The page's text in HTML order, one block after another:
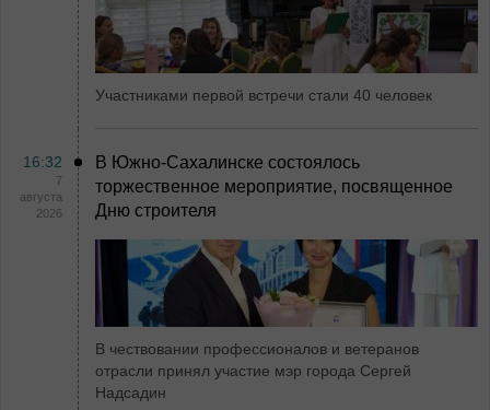
Участниками первой встречи стали 40 человек
16:32
7
августа
2026
В Южно-Сахалинске состоялось
торжественное мероприятие, посвященное
Дню строителя
В чествовании профессионалов и ветеранов
отрасли принял участие мэр города Сергей
Надсадин